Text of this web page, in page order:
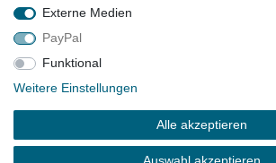
Barrierefreiheitserklärung
Externe Medien
PayPal
Funktional
Weitere Einstellungen
Alle akzeptieren